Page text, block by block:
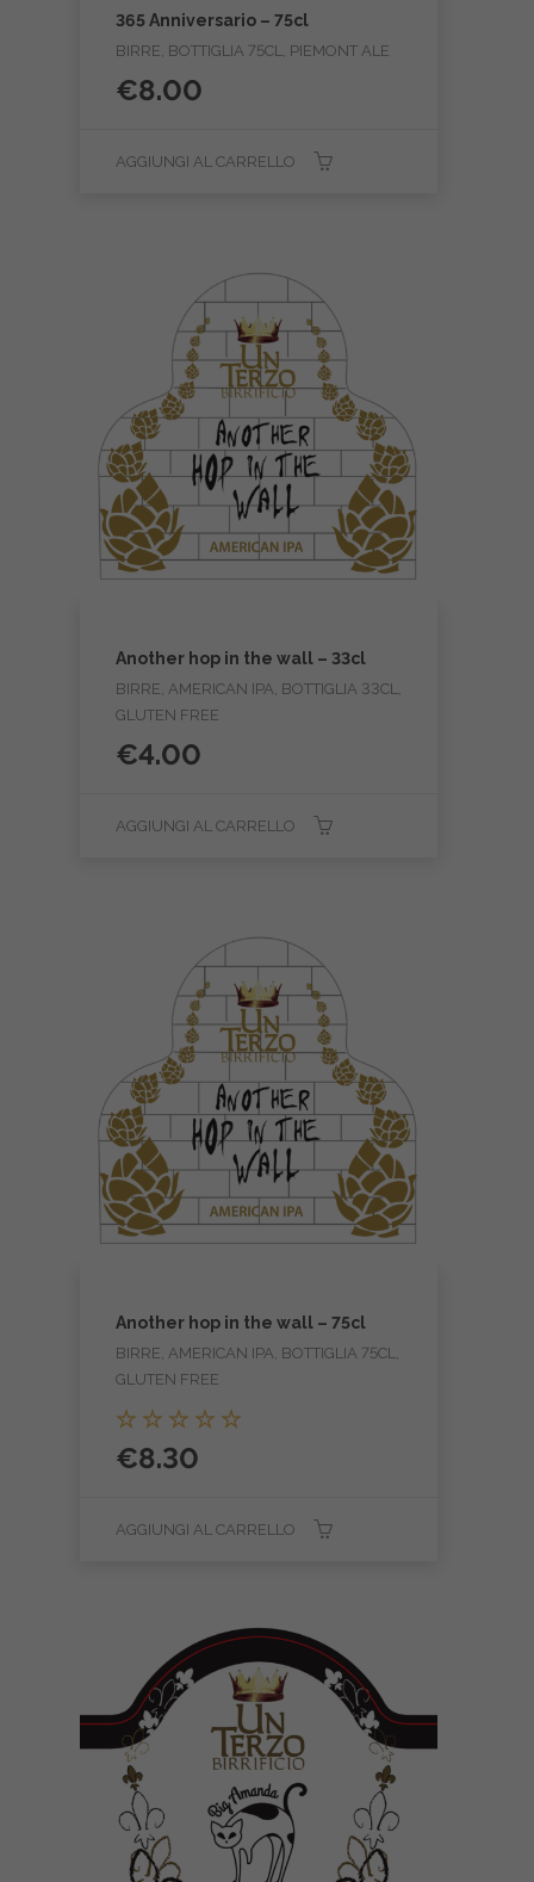
365 Anniversario – 75cl
BIRRE, BOTTIGLIA 75CL, PIEMONT ALE
€8.00
AGGIUNGI AL CARRELLO
Another hop in the wall – 33cl
BIRRE, AMERICAN IPA, BOTTIGLIA 33CL,
GLUTEN FREE
€4.00
AGGIUNGI AL CARRELLO
Another hop in the wall – 75cl
BIRRE, AMERICAN IPA, BOTTIGLIA 75CL,
GLUTEN FREE
Valutato
5.00
€8.30
AGGIUNGI AL CARRELLO